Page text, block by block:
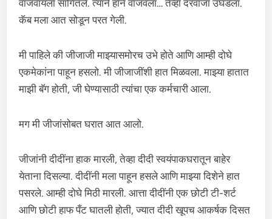
वाजवायला सांगितले. त्याने हॉर्न वाजवला… तेव्हा दरवाजा उघडला.
कॅब मला आत सोडून परत गेली.
मी पाहिले की जीजाजी माझ्यासमोरच उभे होते आणि आम्ही दोघे
एकमेकांना पाहून हसलो. मी जीजाजींशी हात मिळवला. माझ्या हातात
माझी बॅग होती, जी घेण्यासाठी त्यांचा एक कर्मचारी आला.
मग मी जीजांसोबत घरात आत आलो.
जीजांनी दीदींना हाक मारली, तेव्हा दीदी स्वयंपाकघरातून बाहेर
येताना दिसल्या. दीदींनी मला पाहून हसले आणि माझ्या दिशेने हात
पसरले. आम्ही दोघे मिठी मारली. आत्ता दीदींनी एक छोटी टी-शर्ट
आणि छोटी हाफ पँट घातली होती, ज्यात दीदी खूपच आकर्षक दिसत